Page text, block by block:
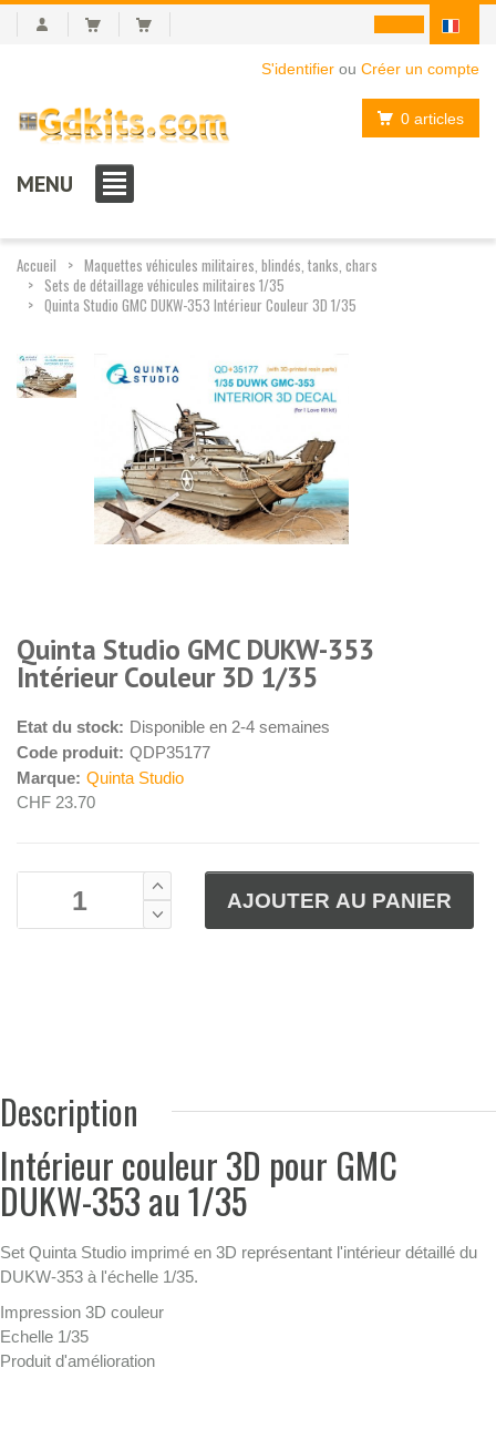
S'identifier ou Créer un compte
0 articles
MENU
Accueil
Maquettes véhicules militaires, blindés, tanks, chars
Sets de détaillage véhicules militaires 1/35
Quinta Studio GMC DUKW-353 Intérieur Couleur 3D 1/35
Quinta Studio GMC DUKW-353
Intérieur Couleur 3D 1/35
Etat du stock: Disponible en 2-4 semaines
Code produit: QDP35177
Marque: Quinta Studio
CHF 23.70
Description
Intérieur couleur 3D pour GMC
DUKW-353 au 1/35
Set Quinta Studio imprimé en 3D représentant l'intérieur détaillé du
DUKW-353 à l'échelle 1/35.
Impression 3D couleur
Echelle 1/35
Produit d'amélioration